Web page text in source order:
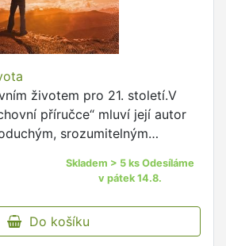
životem pro 21. století.V
příručce“ mluví její autor
srozumitelným
Skladem > 5 ks Odesíláme
v pátek 14.8.
Do košíku